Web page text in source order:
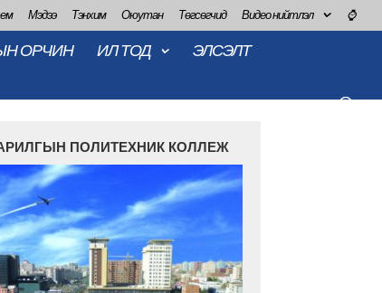
Мэдээ Тэнхим Оюутан Төгсөгчид Видео нийтлэл ⌚
ОРЧИН ИЛ ТОД
ЭЛСЭЛТ
ПОЛИТЕХНИК КОЛЛЕЖ